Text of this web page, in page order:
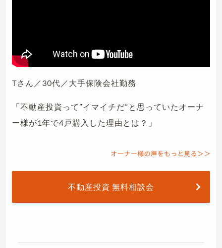
Tさん／30代／大手保険会社勤務
「不動産投資って”イマイチだ”と思っていたオーナ
ー様が1年で4戸購入した理由とは？」
不動産投資 無料相談会